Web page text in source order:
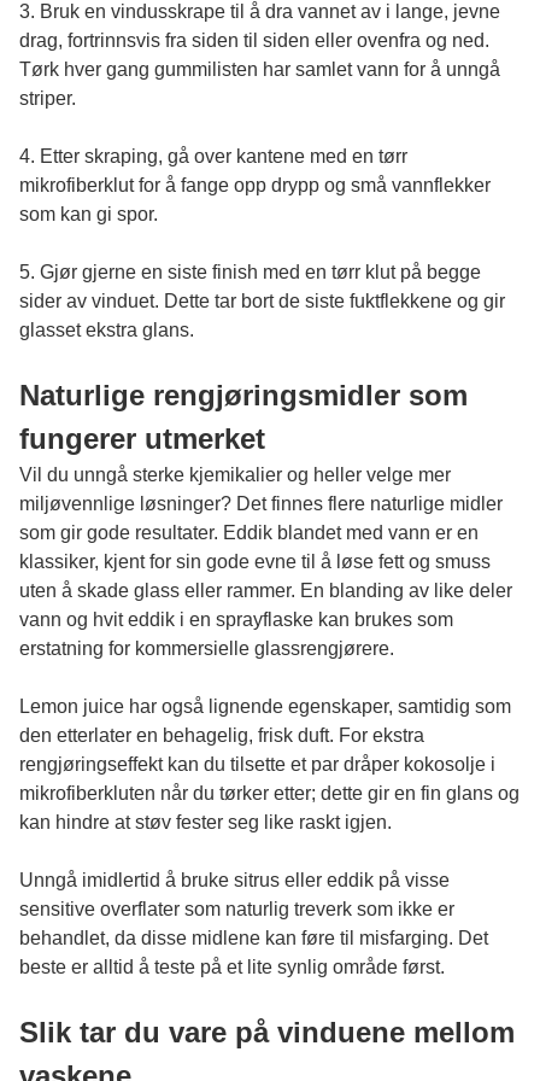
3. Bruk en vindusskrape til å dra vannet av i lange, jevne
drag, fortrinnsvis fra siden til siden eller ovenfra og ned.
Tørk hver gang gummilisten har samlet vann for å unngå
striper.
4. Etter skraping, gå over kantene med en tørr
mikrofiberklut for å fange opp drypp og små vannflekker
som kan gi spor.
5. Gjør gjerne en siste finish med en tørr klut på begge
sider av vinduet. Dette tar bort de siste fuktflekkene og gir
glasset ekstra glans.
Naturlige rengjøringsmidler som
fungerer utmerket
Vil du unngå sterke kjemikalier og heller velge mer
miljøvennlige løsninger? Det finnes flere naturlige midler
som gir gode resultater. Eddik blandet med vann er en
klassiker, kjent for sin gode evne til å løse fett og smuss
uten å skade glass eller rammer. En blanding av like deler
vann og hvit eddik i en sprayflaske kan brukes som
erstatning for kommersielle glassrengjørere.
Lemon juice har også lignende egenskaper, samtidig som
den etterlater en behagelig, frisk duft. For ekstra
rengjøringseffekt kan du tilsette et par dråper kokosolje i
mikrofiberkluten når du tørker etter; dette gir en fin glans og
kan hindre at støv fester seg like raskt igjen.
Unngå imidlertid å bruke sitrus eller eddik på visse
sensitive overflater som naturlig treverk som ikke er
behandlet, da disse midlene kan føre til misfarging. Det
beste er alltid å teste på et lite synlig område først.
Slik tar du vare på vinduene mellom